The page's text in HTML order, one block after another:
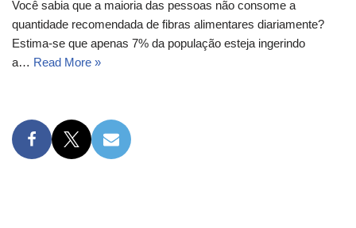
Você sabia que a maioria das pessoas não consome a
quantidade recomendada de fibras alimentares diariamente?
Estima-se que apenas 7% da população esteja ingerindo
a… Read More »